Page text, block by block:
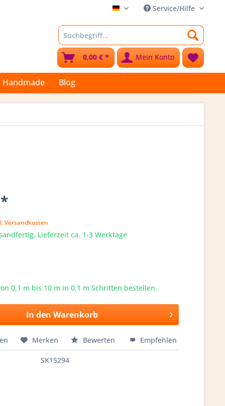
Stoffkleks Service/Hilfe
Mein Konto
0,00 € *
Handmade Blog
Versandkosten
Lieferzeit ca. 1-3 Werktage
0,1 m bis 10 m in 0,1 m Schritten bestellen.
In den Warenkorb
Merken Bewerten Empfehlen
SK15294